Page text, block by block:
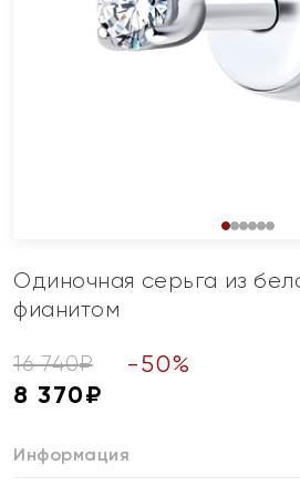
Одиночная серьга из
фианитом
16 740₽ -50%
8 370₽
Информация